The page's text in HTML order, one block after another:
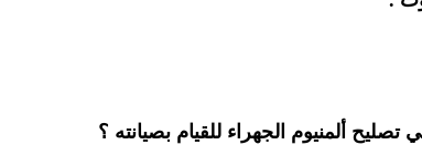
ألمنيوم الجهراء للقيام بصيانته ؟